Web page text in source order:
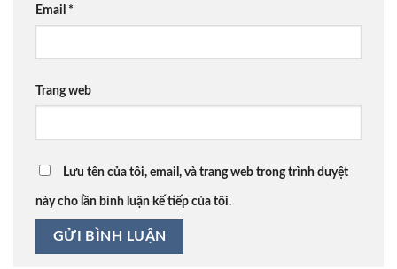
Email *
Trang web
Lưu tên của tôi, email, và trang web trong trình duyệt
này cho lần bình luận kế tiếp của tôi.